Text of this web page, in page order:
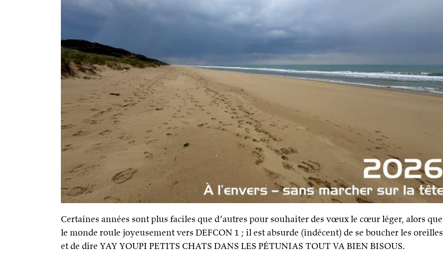
Certaines années sont plus faciles que d’autres pour souhaiter des vœux le cœur léger, alors que
le monde roule joyeusement vers DEFCON 1 ; il est absurde (indécent) de se boucher les oreilles
et de dire YAY YOUPI PETITS CHATS DANS LES PÉTUNIAS TOUT VA BIEN BISOUS.